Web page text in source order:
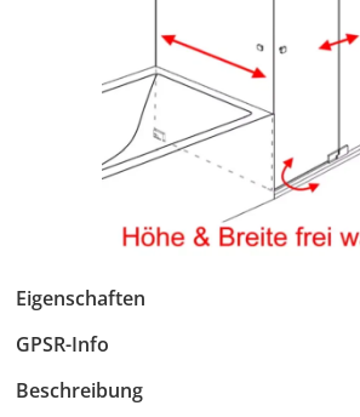
Eigenschaften
GPSR-Info
Beschreibung